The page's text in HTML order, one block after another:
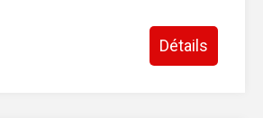
Détails